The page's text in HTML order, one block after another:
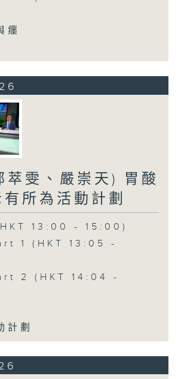
癦
萃雯、嚴崇天) 胃酸
所為活動計劃
13:00 - 15:00)
1 (HKT 13:05 -
2 (HKT 14:04 -
計劃